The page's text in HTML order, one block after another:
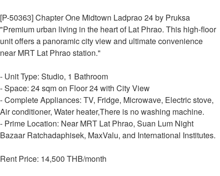
[P-50363] Chapter One Midtown Ladprao 24 by Pruksa
"Premium urban living in the heart of Lat Phrao. This high-floor
unit offers a panoramic city view and ultimate convenience
near MRT Lat Phrao station."
- Unit Type: Studio, 1 Bathroom
- Space: 24 sqm on Floor 24 with City View
- Complete Appliances: TV, Fridge, Microwave, Electric stove,
Air conditioner, Water heater,There is no washing machine.
- Prime Location: Near MRT Lat Phrao, Suan Lum Night
Bazaar Ratchadaphisek, MaxValu, and International Institutes.
Rent Price: 14,500 THB/month